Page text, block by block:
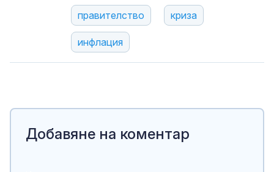
правителство криза
инфлация
Добавяне на коментар